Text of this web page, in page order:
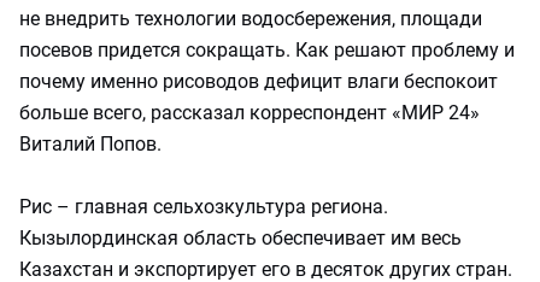
не внедрить технологии водосбережения, площади
посевов придется сокращать. Как решают проблему и
почему именно рисоводов дефицит влаги беспокоит
больше всего, рассказал корреспондент «МИР 24»
Виталий Попов.
Рис – главная сельхозкультура региона.
Кызылординская область обеспечивает им весь
Казахстан и экспортирует его в десяток других стран.